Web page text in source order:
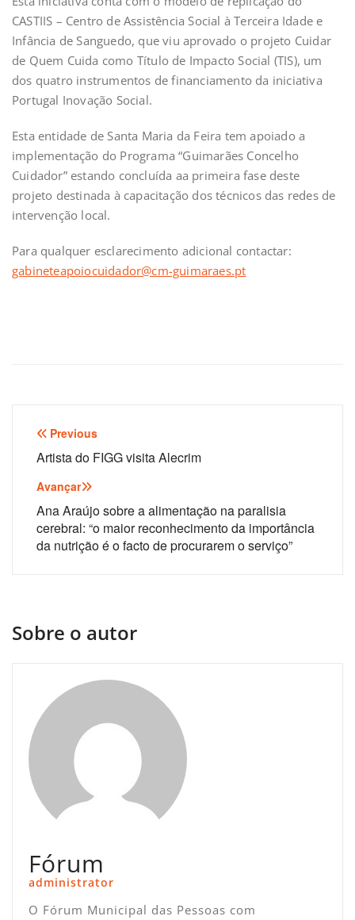
CASTIIS – Centro de Assistência Social à Terceira Idade e
Infância de Sanguedo, que viu aprovado o projeto Cuidar
de Quem Cuida como Título de Impacto Social (TIS), um
dos quatro instrumentos de financiamento da iniciativa
Portugal Inovação Social.
Esta entidade de Santa Maria da Feira tem apoiado a
implementação do Programa “Guimarães Concelho
Cuidador” estando concluída aa primeira fase deste
projeto destinada à capacitação dos técnicos das redes de
intervenção local.
Para qualquer esclarecimento adicional contactar:
gabineteapoiocuidador@cm-guimaraes.pt
Navegação
de
artigos
Previous
Artista do FIGG visita Alecrim
Avançar
Ana Araújo sobre a alimentação na paralisia
cerebral: “o maior reconhecimento da importância
da nutrição é o facto de procurarem o serviço”
Sobre o autor
Fórum
administrator
O Fórum Municipal das Pessoas com